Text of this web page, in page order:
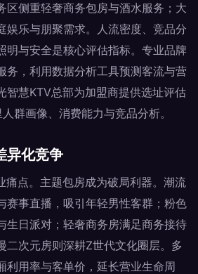
区侧重轻奢商务包房与酒水服务；大
娱乐与朋聚需求。人流密度、竞品分
明与安全是核心评估指标。专业品牌
务，利用数据分析工具预测客流与营
智慧KTV总部为加盟商提供选址评估
群画像、消费能力与竞品分析。
异化竞争
痛点。主题包房成为破局利器。潮流
赛事直播，吸引年轻男性客群；粉色
生日派对；轻奢商务房满足商务接待
二次元房则深耕Z世代文化圈层。多
利用率与客单价，延长营业生命周